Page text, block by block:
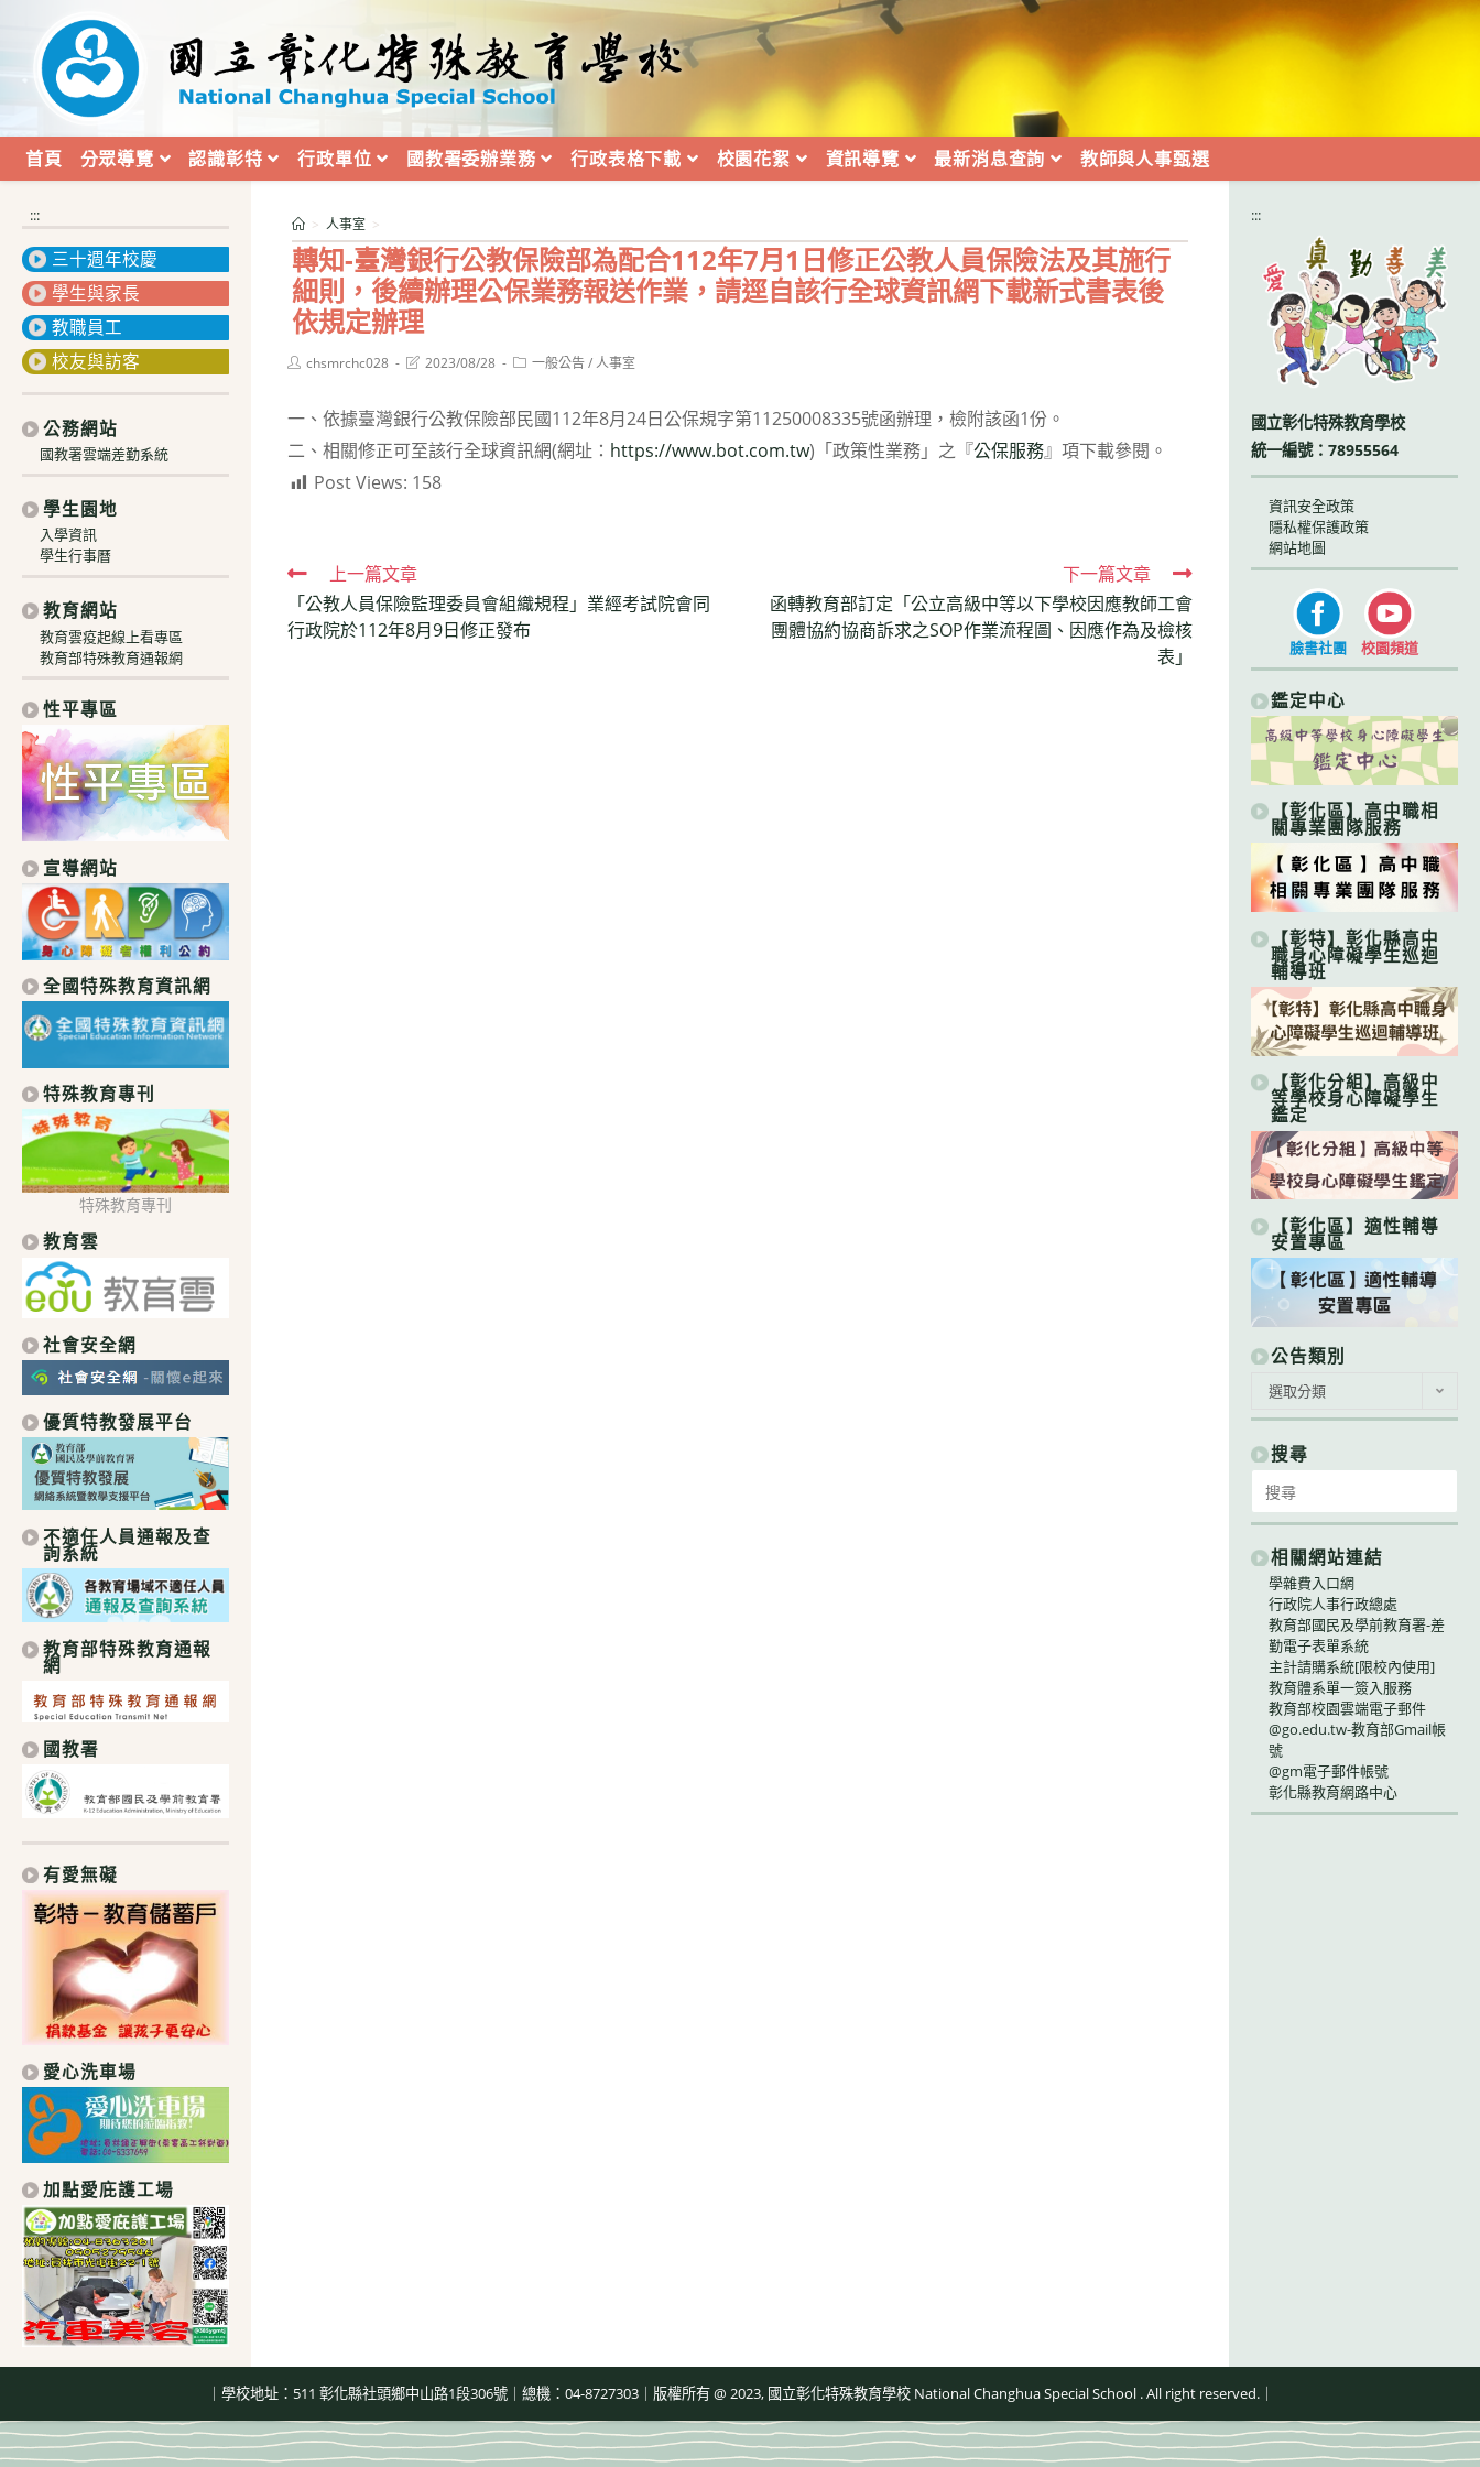
內
首頁 分眾導覽 認識彰特 行政單位 國教署委辦業務 行政表格下載 校園花絮 資訊導覽 最新消息查詢 教師與人事甄選
轉知-臺灣銀行公教保險部為配合112年7月1日修正公教人員保險法及其施行
細則，後續辦理公保業務報送作業，請逕自該行全球資訊網下載新式書表後
依規定辦理
> 人事室 >
Postchsmrchc028
Post2023/08/28
Post一般公告 / 人事室
一、依據臺灣銀行公教保險部民國112年8月24日公保規字第11250008335號函辦理，檢附該函1份。
二、相關修正可至該行全球資訊網(網址： https://www.bot.com.tw)「政策性業務」之『公保服務』項下載參閱。
Post Views: 158
Read
more
articles
上一篇文章
「公教人員保險監理委員會組織規程」業經考試院會同
行政院於112年8月9日修正發布
下一篇文章
函轉教育部訂定「公立高級中等以下學校因應教師工會
團體協約協商訴求之SOP作業流程圖、因應作為及檢核
表」
:::
三十週年校慶
學生與家長
教職員工
校友與訪客
公務網站
國教署雲端差勤系統
學生園地
入學資訊
學生行事曆
教育網站
教育雲疫起線上看專區
教育部特殊教育通報網
性平專區
宣導網站
全國特殊教育資訊網
特殊教育專刊
特殊教育專刊
教育雲
社會安全網
優質特教發展平台
不適任人員通報及查
詢系統
教育部特殊教育通報
網
國教署
有愛無礙
愛心洗車場
加點愛庇護工場
:::
國立彰化特殊教育學校
統一編號：78955564
資訊安全政策
隱私權保護政策
網站地圖
臉書社團 校園頻道
鑑定中心
【彰化區】高中職相
關專業團隊服務
【彰特】彰化縣高中
職身心障礙學生巡迴
輔導班
【彰化分組】高級中
等學校身心障礙學生
鑑定
【彰化區】適性輔導
安置專區
公告類別
類
別
選取分類
搜尋
for:
相關網站連結
學雜費入口網
行政院人事行政總處
教育部國民及學前教育署-差
勤電子表單系統
主計請購系統[限校內使用]
教育體系單一簽入服務
教育部校園雲端電子郵件
@go.edu.tw-教育部Gmail帳
號
@gm電子郵件帳號
彰化縣教育網路中心
｜學校地址：511 彰化縣社頭鄉中山路1段306號｜總機：04-8727303｜版權所有 @ 2023, 國立彰化特殊教育學校 National Changhua Special School . All right reserved.｜